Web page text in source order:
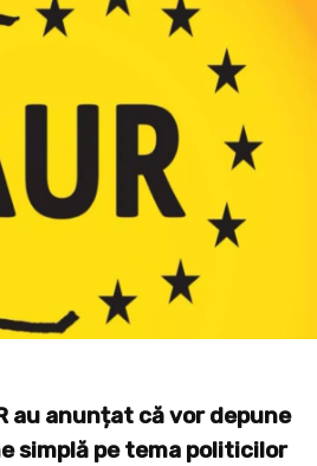
au anunțat că vor depune
simplă pe tema politicilor